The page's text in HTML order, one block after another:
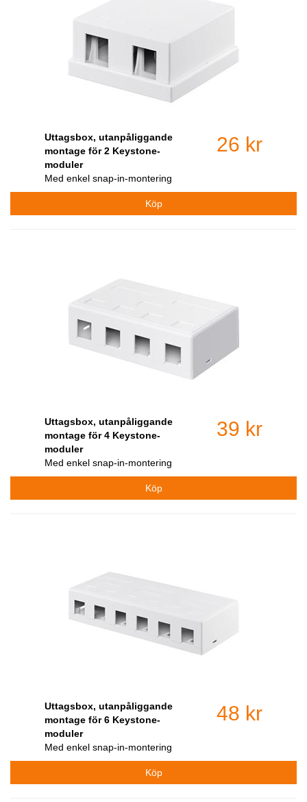
Uttagsbox, utanpåliggande
montage för 2 Keystone-
moduler
Med enkel snap-in-montering
26 kr
Uttagsbox, utanpåliggande
montage för 4 Keystone-
moduler
Med enkel snap-in-montering
39 kr
Uttagsbox, utanpåliggande
montage för 6 Keystone-
moduler
Med enkel snap-in-montering
48 kr